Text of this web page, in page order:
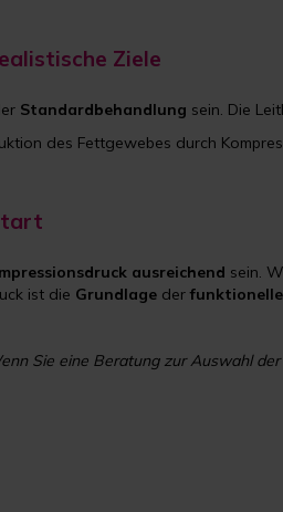
Ziele
Standardbehandlung sein. Die
des Fettgewebes durch
ausreichend sein.
ist die Grundlage der
Sie eine Beratung zur Auswahl